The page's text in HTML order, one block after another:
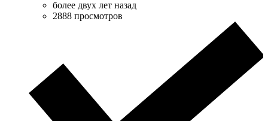
более двух лет назад
2888 просмотров